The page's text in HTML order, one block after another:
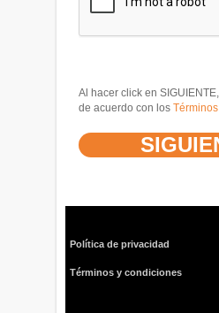
Al hacer click en
de acuerdo con los
Política de privacidad
Términos y condiciones